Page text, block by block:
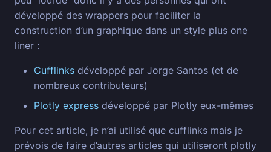
développé des wrappers pour faciliter la
construction d’un graphique dans un style plus one
liner :
Cufflinks développé par Jorge Santos (et de
nombreux contributeurs)
Plotly express développé par Plotly eux-mêmes
Pour cet article, je n’ai utilisé que cufflinks mais je
prévois de faire d’autres articles qui utiliseront plotly